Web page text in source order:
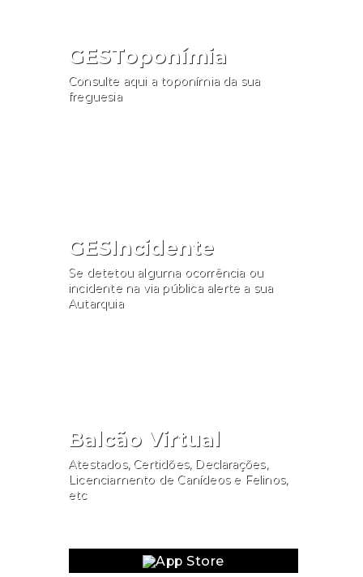
GESToponímia
Consulte aqui a toponímia da sua
freguesia
GESIncidente
Se detetou alguma ocorrência ou
incidente na via pública alerte a sua
Autarquia
Balcão Virtual
Atestados, Certidões, Declarações,
Licenciamento de Canídeos e Felinos,
etc